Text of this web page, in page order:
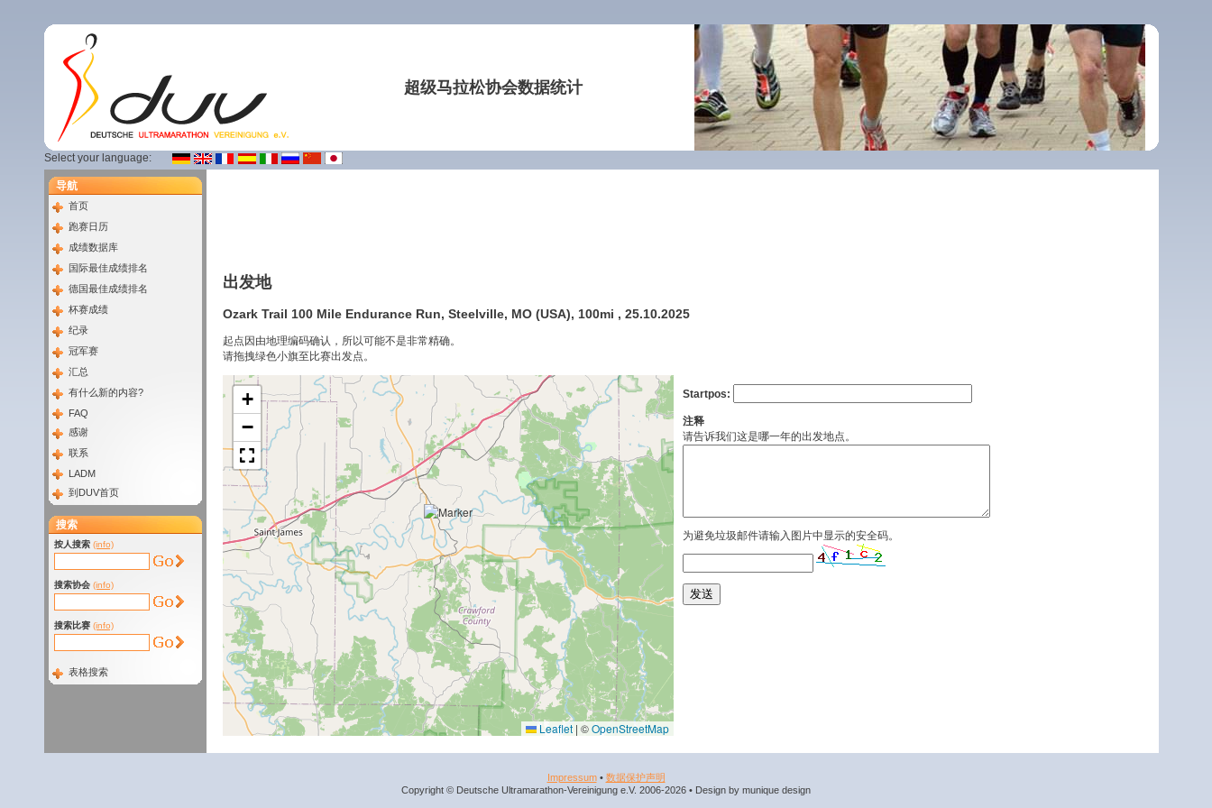
超级马拉松协会数据统计
Select your language:
导航
首页
跑赛日历
成绩数据库
国际最佳成绩排名
德国最佳成绩排名
杯赛成绩
纪录
冠军赛
汇总
有什么新的内容?
FAQ
感谢
联系
LADM
到DUV首页
搜索
按人搜索 (info)
搜索协会 (info)
搜索比赛 (info)
表格搜索
出发地
Ozark Trail 100 Mile Endurance Run, Steelville, MO (USA), 100mi , 25.10.2025
起点因由地理编码确认，所以可能不是非常精确。
请拖拽绿色小旗至比赛出发点。
+
−
Leaflet | ©OpenStreetMap
Startpos:
注释
请告诉我们这是哪一年的出发地点。
为避免垃圾邮件请输入图片中显示的安全码。
Impressum• 数据​保护​声明
Copyright © Deutsche Ultramarathon-Vereinigung e.V. 2006-2026 • Design by munique design